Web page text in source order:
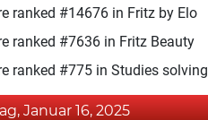
ranked #14676 in Fritz by Elo
ranked #7636 in Fritz Beauty
ranked #775 in Studies solving
Januar 16, 2025